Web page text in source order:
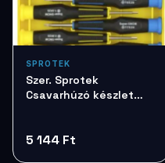
SPROTEK
Szer. Sprotek
Csavarhúzó készlet
5 144 Ft